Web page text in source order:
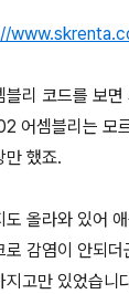
리 코드를 보
어셈블리는 모
만 했죠.
도 올라와 있어
로 감염이 안되
지고만 있었습니